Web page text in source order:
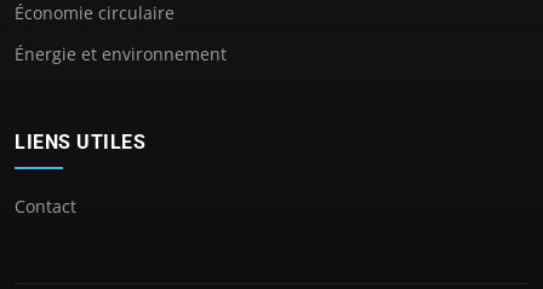
Économie circulaire
Énergie et environnement
LIENS UTILES
Contact